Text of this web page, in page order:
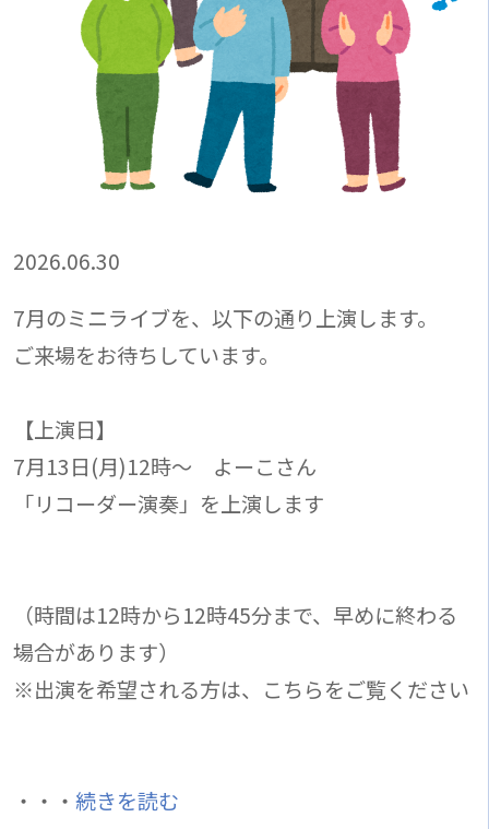
2026.06.30
7月のミニライブを、以下の通り上演します。
ご来場をお待ちしています。
【上演日】
7月13日(月)12時～ よーこさん
「リコーダー演奏」を上演します
（時間は12時から12時45分まで、早めに終わる
場合があります）
※出演を希望される方は、こちらをご覧ください
・・・ 続きを読む